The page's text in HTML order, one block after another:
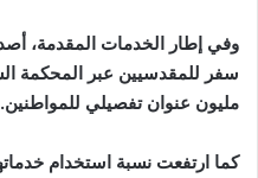
مليون عنوان تفصيلي للمواطنين.